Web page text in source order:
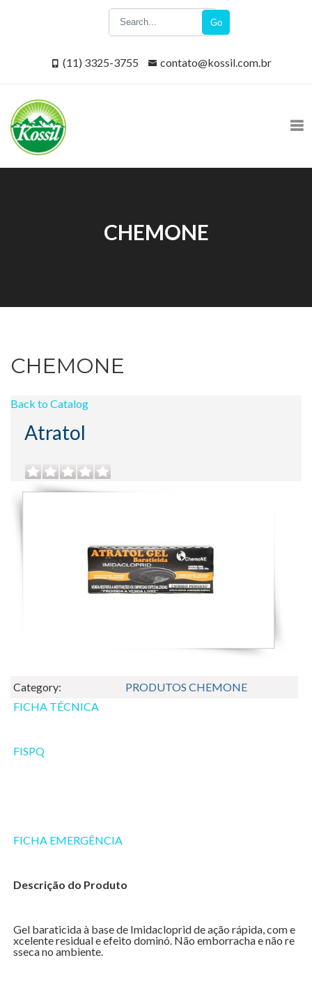
Go
(11) 3325-3755 contato@kossil.com.br
CHEMONE
CHEMONE
Back to Catalog
Atratol
Category:
PRODUTOS CHEMONE
FICHA TÉCNICA
FISPQ
FICHA EMERGÊNCIA
Descrição do Produto
Gel baraticida à base de Imidacloprid de ação rápida, com e
xcelente residual e efeito dominó. Não emborracha e não re
sseca no ambiente.